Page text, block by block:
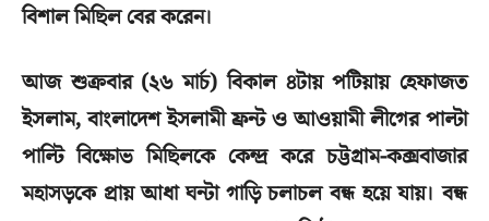
বিশাল মিছিল বের করেন।
আজ শুক্রবার (২৬ মার্চ) বিকাল ৪টায় পটিয়ায় হেফাজত
ইসলাম, বাংলাদেশ ইসলামী ফ্রন্ট ও আওয়ামী লীগের পাল্টা
পাল্টি বিক্ষোভ মিছিলকে কেন্দ্র করে চট্টগ্রাম-কক্সবাজার
মহাসড়কে প্রায় আধা ঘন্টা গাড়ি চলাচল বন্ধ হয়ে যায়। বন্ধ